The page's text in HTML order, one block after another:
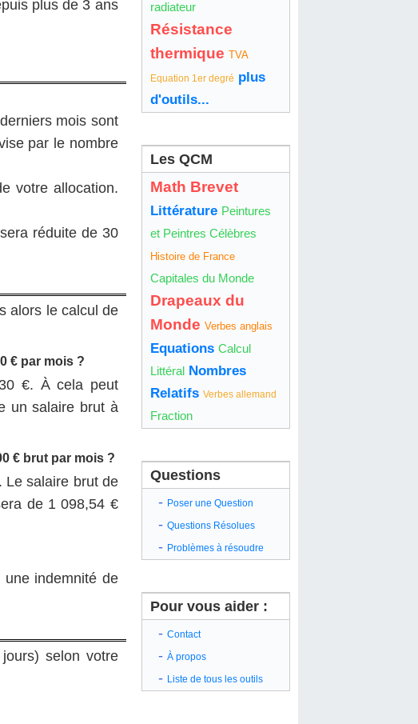
plus de 3 ans
mois sont
par le nombre
votre allocation.
réduite de 30
alors le calcul de
€ par mois ?
€. À cela peut
un salaire brut à
€ brut par mois ?
Le salaire brut de
de 1 098,54 €
indemnité de
selon votre
radiateur
Résistance
thermique TVA
Equation 1er degré plus
d'outils...
Les QCM
Math Brevet
Littérature Peintures
et Peintres Célèbres
Histoire de France
Capitales du Monde
Drapeaux du
Monde Verbes anglais
Equations Calcul
Littéral Nombres
Relatifs Verbes allemand
Fraction
Questions
- Poser une Question
- Questions Résolues
- Problèmes à résoudre
Pour vous aider :
- Contact
- À propos
- Liste de tous les outils